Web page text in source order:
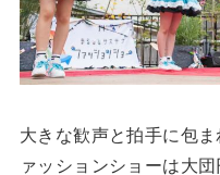
大きな歓声と拍手に包
ァッションショーは大団